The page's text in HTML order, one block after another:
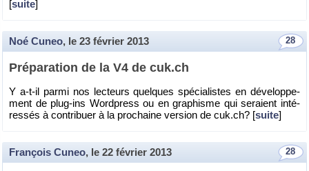
[suite]
28
Noé Cuneo, le 23 février 2013
Pré­pa­ra­tion de la V4 de cuk.​ch
Y a-t-il parmi nos lec­teurs quelques spé­cia­listes en dé­ve­lop­pe­
ment de plug-ins Word­press ou en gra­phisme qui se­raient in­té­
res­sés à contri­buer à la pro­chaine ver­sion de cuk.​ch? [suite]
28
François Cuneo, le 22 février 2013